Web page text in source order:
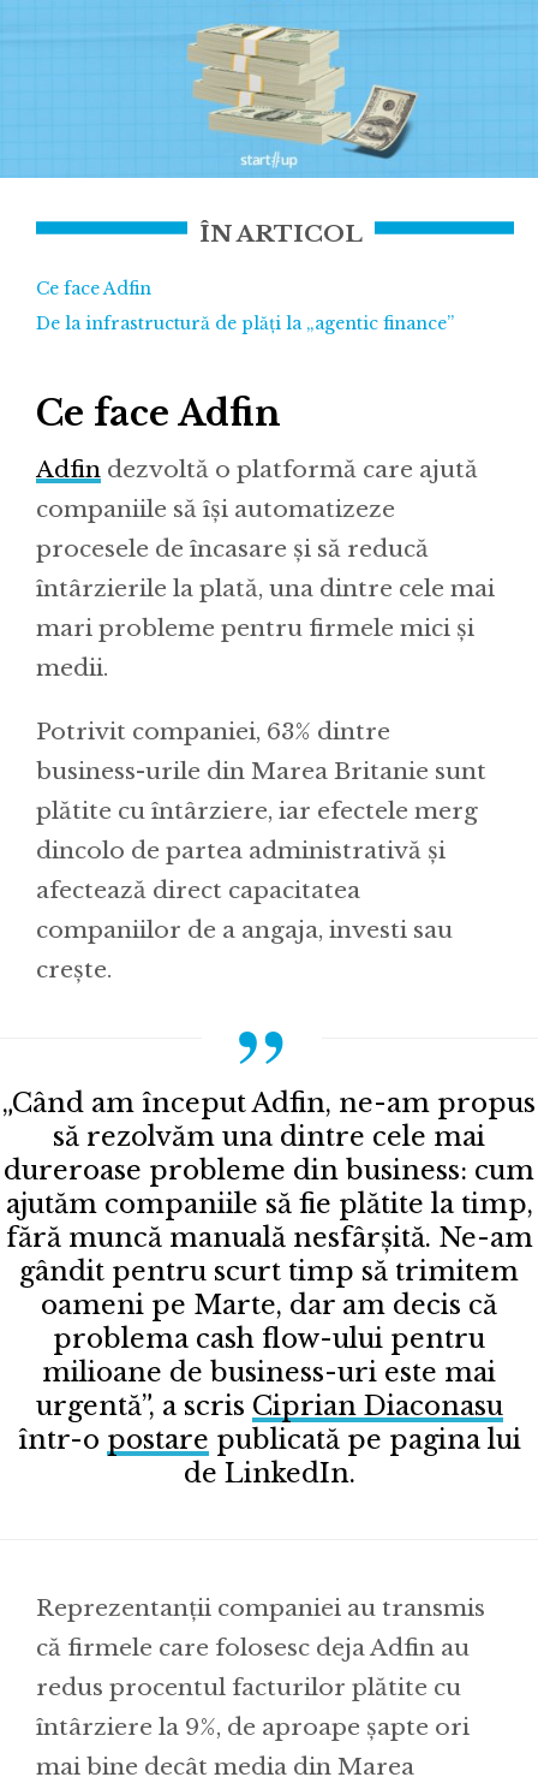
ÎN ARTICOL
Ce face Adfin
De la infrastructură de plăți la „agentic finance”
Ce face Adfin
Adfin dezvoltă o platformă care ajută
companiile să își automatizeze
procesele de încasare și să reducă
întârzierile la plată, una dintre cele mai
mari probleme pentru firmele mici și
medii.
Potrivit companiei, 63% dintre
business-urile din Marea Britanie sunt
plătite cu întârziere, iar efectele merg
dincolo de partea administrativă și
afectează direct capacitatea
companiilor de a angaja, investi sau
crește.
„Când am început Adfin, ne-am propus
să rezolvăm una dintre cele mai
dureroase probleme din business: cum
ajutăm companiile să fie plătite la timp,
fără muncă manuală nesfârșită. Ne-am
gândit pentru scurt timp să trimitem
oameni pe Marte, dar am decis că
problema cash flow-ului pentru
milioane de business-uri este mai
urgentă”, a scris Ciprian Diaconasu
într-o postare publicată pe pagina lui
de LinkedIn.
Reprezentanții companiei au transmis
că firmele care folosesc deja Adfin au
redus procentul facturilor plătite cu
întârziere la 9%, de aproape șapte ori
mai bine decât media din Marea